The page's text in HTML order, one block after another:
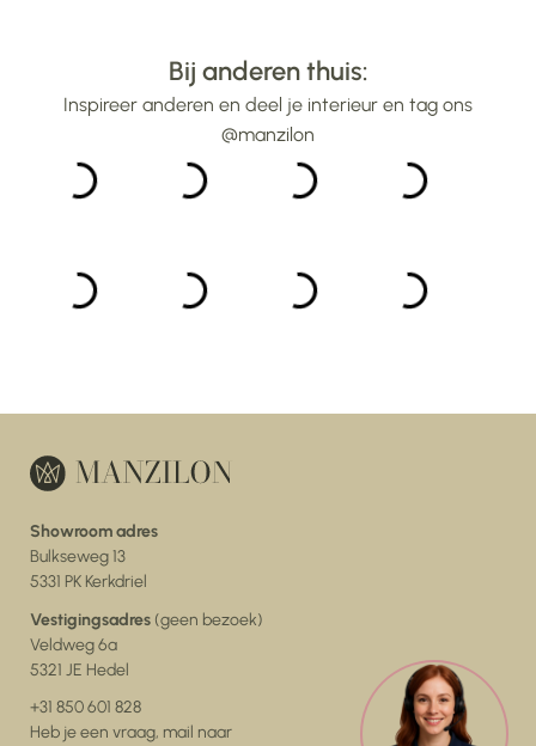
Bij anderen thuis:
Inspireer anderen en deel je interieur en tag ons
@manzilon
Showroom adres
Bulkseweg 13
5331 PK Kerkdriel
Vestigingsadres (geen bezoek)
Veldweg 6a
5321 JE Hedel
+31 850 601 828
Heb je een vraag, mail naar